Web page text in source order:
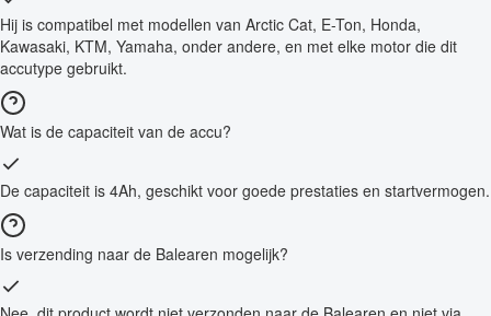
Hij is compatibel met modellen van Arctic Cat, E-Ton, Honda,
Kawasaki, KTM, Yamaha, onder andere, en met elke motor die dit
accutype gebruikt.
Wat is de capaciteit van de accu?
De capaciteit is 4Ah, geschikt voor goede prestaties en startvermogen.
Is verzending naar de Balearen mogelijk?